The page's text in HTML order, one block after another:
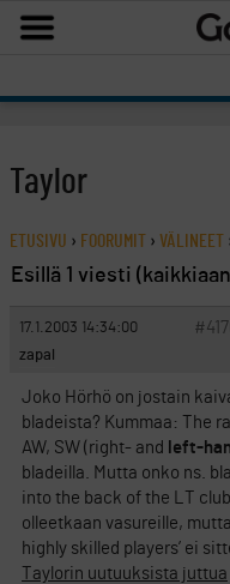
Taylor
ETUSIVU › FOORUMIT › VÄLINEET
Esillä 1 viesti (kaikkiaan
17.1.2003 14:34:00
zapal
Joko Hörhö on jostain
bladeista? Kummaa: The
AW, SW (right- and
left-
bladeilla. Mutta onko ns.
into the back of the LT
olleetkaan vasureille,
highly skilled players’ ei
Taylorin uutuuksista juttua